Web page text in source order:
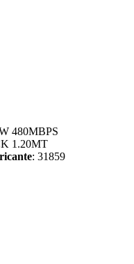
480MBPS
1.20MT
: 31859